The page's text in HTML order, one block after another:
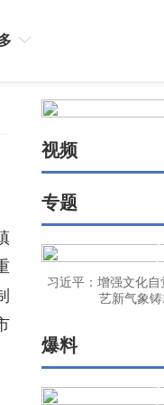
视频
专题
习近平：增强文化
艺新气象
爆料